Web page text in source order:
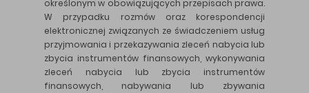
określonym w obowiązujących przepisach prawa.
W przypadku rozmów oraz korespondencji
elektronicznej związanych ze świadczeniem usług
przyjmowania i przekazywania zleceń nabycia lub
zbycia instrumentów finansowych, wykonywania
zleceń nabycia lub zbycia instrumentów
finansowych, nabywania lub zbywania